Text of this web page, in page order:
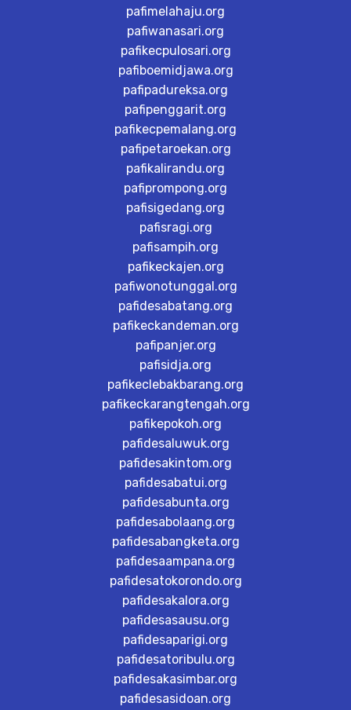
pafimelahaju.org
pafiwanasari.org
pafikecpulosari.org
pafiboemidjawa.org
pafipadureksa.org
pafipenggarit.org
pafikecpemalang.org
pafipetaroekan.org
pafikalirandu.org
pafiprompong.org
pafisigedang.org
pafisragi.org
pafisampih.org
pafikeckajen.org
pafiwonotunggal.org
pafidesabatang.org
pafikeckandeman.org
pafipanjer.org
pafisidja.org
pafikeclebakbarang.org
pafikeckarangtengah.org
pafikepokoh.org
pafidesaluwuk.org
pafidesakintom.org
pafidesabatui.org
pafidesabunta.org
pafidesabolaang.org
pafidesabangketa.org
pafidesaampana.org
pafidesatokorondo.org
pafidesakalora.org
pafidesasausu.org
pafidesaparigi.org
pafidesatoribulu.org
pafidesakasimbar.org
pafidesasidoan.org